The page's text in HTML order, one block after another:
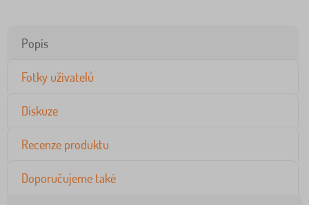
Popis
Fotky uživatelů
Diskuze
Recenze produktu
Doporučujeme také